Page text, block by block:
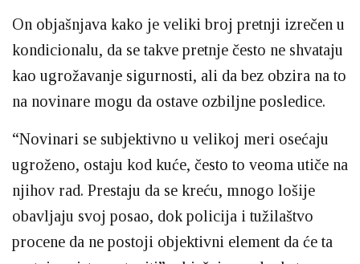
On objašnjava kako je veliki broj pretnji izrečen u
kondicionalu, da se takve pretnje često ne shvataju
kao ugrožavanje sigurnosti, ali da bez obzira na to
na novinare mogu da ostave ozbiljne posledice.
“Novinari se subjektivno u velikoj meri osećaju
ugroženo, ostaju kod kuće, često to veoma utiče na
njihov rad. Prestaju da se kreću, mnogo lošije
obavljaju svoj posao, dok policija i tužilaštvo
procene da ne postoji objektivni element da će ta